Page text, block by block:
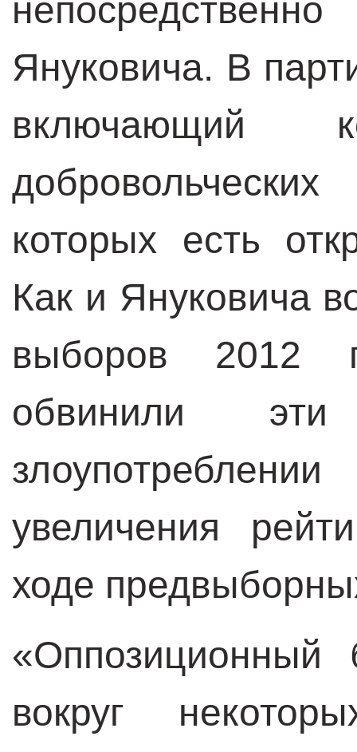
Януковича. В
включающий
которых есть
Как и Януковича
выборов 2012
обвинили
увеличения
ходе
«Оппозиционный
вокруг